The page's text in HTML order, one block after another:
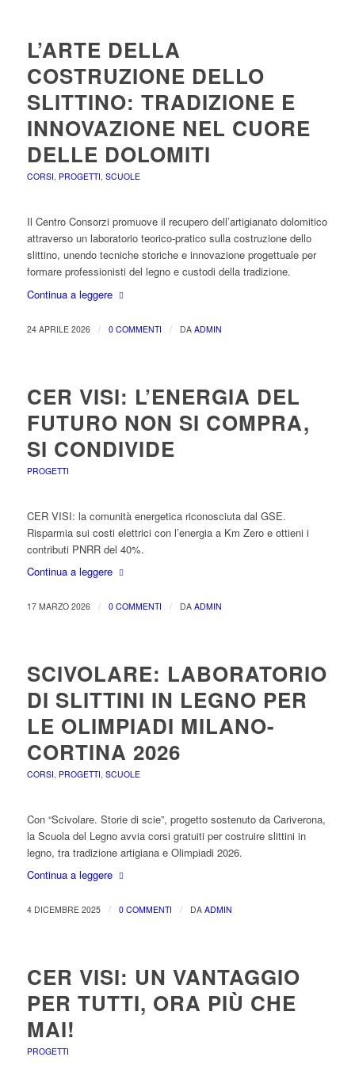
L’ARTE DELLA
COSTRUZIONE DELLO
SLITTINO: TRADIZIONE E
INNOVAZIONE NEL CUORE
DELLE DOLOMITI
CORSI, PROGETTI, SCUOLE
Il Centro Consorzi promuove il recupero dell’artigianato dolomitico
attraverso un laboratorio teorico-pratico sulla costruzione dello
slittino, unendo tecniche storiche e innovazione progettuale per
formare professionisti del legno e custodi della tradizione.
Continua a leggere
24 APRILE 2026 / 0 COMMENTI / DA ADMIN
CER VISI: L’ENERGIA DEL
FUTURO NON SI COMPRA,
SI CONDIVIDE
PROGETTI
CER VISI: la comunità energetica riconosciuta dal GSE.
Risparmia sui costi elettrici con l’energia a Km Zero e ottieni i
contributi PNRR del 40%.
Continua a leggere
17 MARZO 2026 / 0 COMMENTI / DA ADMIN
SCIVOLARE: LABORATORIO
DI SLITTINI IN LEGNO PER
LE OLIMPIADI MILANO-
CORTINA 2026
CORSI PROGETTI SCUOLE
Con “Scivolare. Storie di scie”, progetto sostenuto da Cariverona,
la Scuola del Legno avvia corsi gratuiti per costruire slittini in
legno, tra tradizione artigiana e Olimpiadi 2026.
Continua a leggere
4 DICEMBRE 2025 / 0 COMMENTI / DA ADMIN
CER VISI: UN VANTAGGIO
PER TUTTI, ORA PIÙ CHE
MAI!
PROGETTI